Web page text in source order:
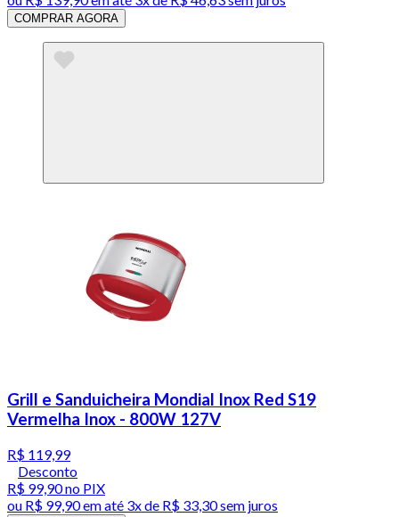
COMPRAR AGORA
Grill e Sanduicheira Mondial Inox Red S19
Vermelha Inox - 800W 127V
R$ 119,99
Desconto
R$ 99,90no PIX
ou R$ 99,90em até 3x de R$ 33,30 sem juros